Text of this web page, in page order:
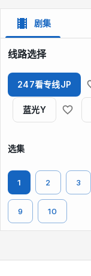
剧集
线路选择
247看专线JP
蓝光Y
选集
1 2 3
9 10